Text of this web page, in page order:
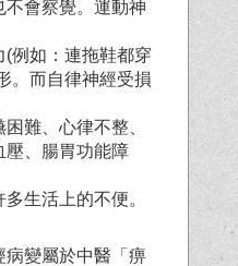
不會察覺。運動神
(例如：連拖鞋都穿
。而自律神經受損
難、心律不整、
壓、腸胃功能障
生活上的不便。
病變屬於中醫「痹